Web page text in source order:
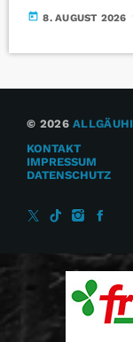
today 8. AUGUST 2026
© 2026
KONTAKT
IMPRESSUM
DATENSCHUTZ